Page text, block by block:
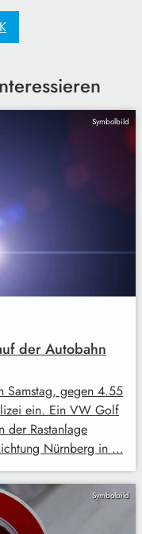
Symbolbild
der Autobahn
Samstag, gegen 4.55
ein. Ein VW Golf
der Rastanlage
Nürnberg in …
Symbolbild